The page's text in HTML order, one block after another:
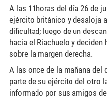
A las 11horas del día 26 de
ejército británico y desaloja
dificultad; luego de un
hacia el Riachuelo y deciden
sobre la margen derecha.
A las once de la mañana del
parte de su ejército del otro
informado por sus amigos